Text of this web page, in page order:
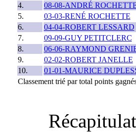
4.
08-08-ANDRÉ
5.
03-03-RENÉ ROCHETTE
6.
04-04-ROBERT LESSARD
7.
09-09-GUY PETITCLERC
8.
06-06-RAYMOND
9.
02-02-ROBERT JANELLE
10.
01-01-MAURICE
Classement trié par total points